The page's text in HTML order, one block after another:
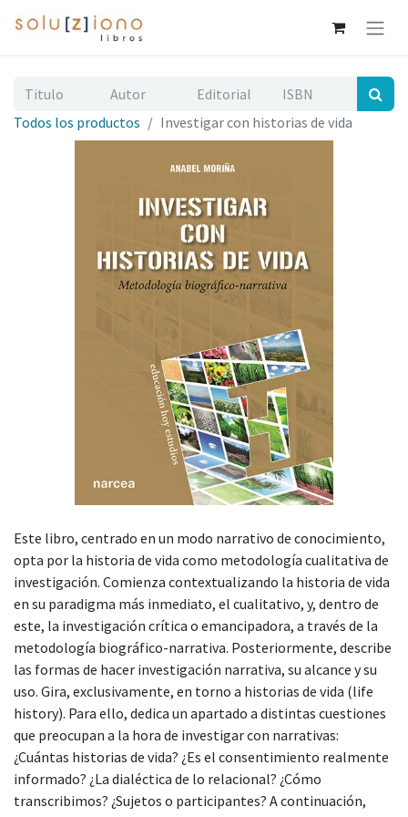
Todos los productos Investigar con historias de vida
Este libro, centrado en un modo narrativo de conocimiento,
opta por la historia de vida como metodología cualitativa de
investigación. Comienza contextualizando la historia de vida
en su paradigma más inmediato, el cualitativo, y, dentro de
este, la investigación crítica o emancipadora, a través de la
metodología biográfico-narrativa. Posteriormente, describe
las formas de hacer investigación narrativa, su alcance y su
uso. Gira, exclusivamente, en torno a historias de vida (life
history). Para ello, dedica un apartado a distintas cuestiones
que preocupan a la hora de investigar con narrativas:
¿Cuántas historias de vida? ¿Es el consentimiento realmente
informado? ¿La dialéctica de lo relacional? ¿Cómo
transcribimos? ¿Sujetos o participantes? A continuación,